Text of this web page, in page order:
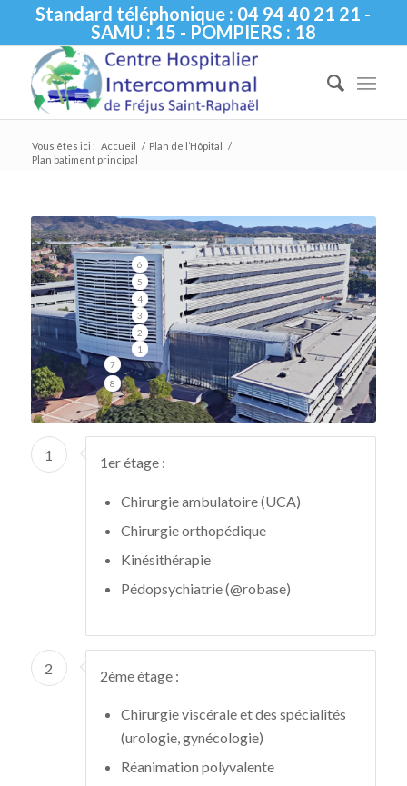
Standard téléphonique : 04 94 40 21 21 -
SAMU : 15 - POMPIERS : 18
Vous êtes ici : Accueil / Plan de l’Hôpital /
Plan batiment principal
1
2
3
4
5
6
7
8
1 1er étage :
Chirurgie ambulatoire (UCA)
Chirurgie orthopédique
Kinésithérapie
Pédopsychiatrie (@robase)
2 2ème étage :
Chirurgie viscérale et des spécialités
(urologie, gynécologie)
Réanimation polyvalente